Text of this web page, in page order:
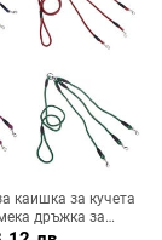
каишка за кучета
дръжка за
извън